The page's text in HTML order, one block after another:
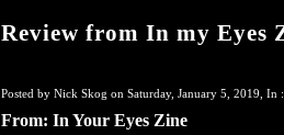
Review from In my Eyes
Posted by Nick Skog on Saturday, January 5, 2019, In :
From: In Your Eyes Zine